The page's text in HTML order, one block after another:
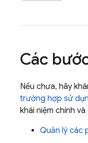
Các
Nếu chưa, hãy
trường hợp sử
khái niệm chính
Quản lý các